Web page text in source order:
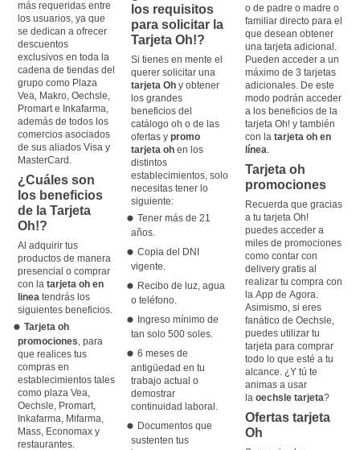
más requeridas entre
los usuarios, ya que
se dedican a ofrecer
descuentos
exclusivos en toda la
cadena de tiendas del
grupo como Plaza
Vea, Makro, Oechsle,
Promart e Inkafarma,
además de todos los
comercios asociados
de sus aliados Visa y
MasterCard.
¿Cuáles son
los beneficios
de la Tarjeta
Oh!?
Al adquirir tus
productos de manera
presencial o comprar
con latarjeta oh en
linea tendrás los
siguientes beneficios.
Tarjeta oh
promociones , para
que realices tus
compras en
establecimientos tales
como plaza Vea,
Oechsle, Promart,
Inkafarma, Mifarma,
Mass, Economax y
restaurantes.
los requisitos
para solicitar la
Tarjeta Oh!?
Si tienes en mente el
querer solicitar una
tarjeta Oh y obtener
los grandes
beneficios del
catálogo oh o de las
ofertas ypromo
tarjeta oh en los
distintos
establecimientos, solo
necesitas tener lo
siguiente:
Tener más de 21
años.
Copia del DNI
vigente.
Recibo de luz, agua
o teléfono.
Ingreso mínimo de
tan solo 500 soles.
6 meses de
antigüedad en tu
trabajo actual o
demostrar
continuidad laboral.
Documentos que
sustenten tus
o de padre o madre o
familiar directo para el
que desean obtener
una tarjeta adicional.
Pueden acceder a un
máximo de 3 tarjetas
adicionales. De este
modo podrán acceder
a los beneficios de la
tarjeta Oh! y también
con la tarjeta oh en
línea
Tarjeta oh
promociones
Recuerda que gracias
a tu tarjeta Oh!
puedes acceder a
miles de promociones
como contar con
delivery gratis al
realizar tu compra con
la App de Agora.
Asimismo, si eres
fanático de Oechsle,
puedes utilizar tu
tarjeta para comprar
todo lo que esté a tu
alcance. ¿Y tú te
animas a usar
la oechsle tarjeta?
Ofertas tarjeta
Oh